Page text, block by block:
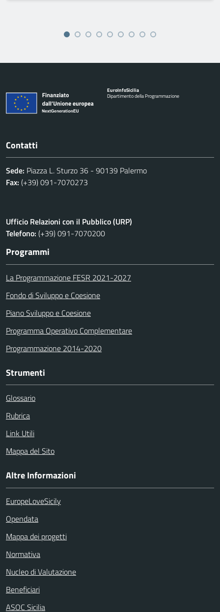
EuroInfoSicilia
Dipartimento della Programmazione
Contatti
Sede: Piazza L. Sturzo 36 - 90139 Palermo
Fax: (+39) 091-7070273
Ufficio Relazioni con il Pubblico (URP)
Telefono: (+39) 091-7070200
Programmi
La Programmazione FESR 2021-2027
Fondo di Sviluppo e Coesione
Piano Sviluppo e Coesione
Programma Operativo Complementare
Programmazione 2014-2020
Strumenti
Glossario
Rubrica
Link Utili
Mappa del Sito
Altre Informazioni
EuropeLoveSicily
Opendata
Mappa dei progetti
Normativa
Nucleo di Valutazione
Beneficiari
ASOC Sicilia